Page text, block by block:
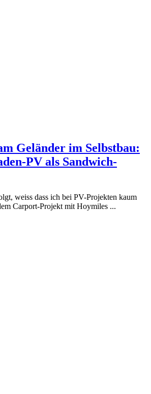
Geländer im Selbstbau:
PV als Sandwich-
weiss dass ich bei PV-Projekten kaum
Carport-Projekt mit Hoymiles ...